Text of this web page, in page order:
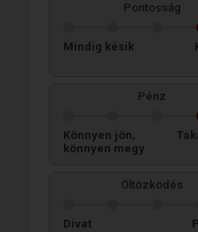
Pontosság
Mindig késik
Pénz
Könnyen jön,
könnyen megy
Öltözködés
Divat